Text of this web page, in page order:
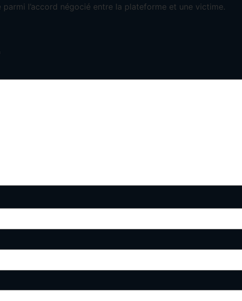
l’accord négocié entre la plateforme et une victime.